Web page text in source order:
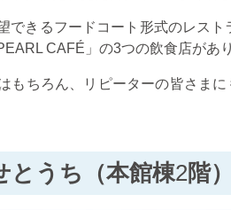
できるフードコート形式のレス
CAFÉ 」の3つの飲食店があ
もちろん、リピーターの皆さま
とうち（本館棟2階